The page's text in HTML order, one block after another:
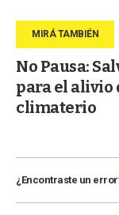
No Pausa:
para el alivio
climaterio
¿Encontraste un